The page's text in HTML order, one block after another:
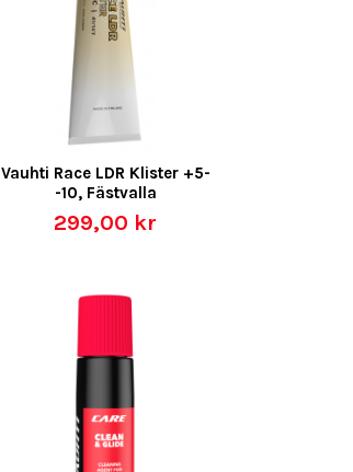
Vauhti Race LDR Klister +5-
-10, Fästvalla
299,00 kr